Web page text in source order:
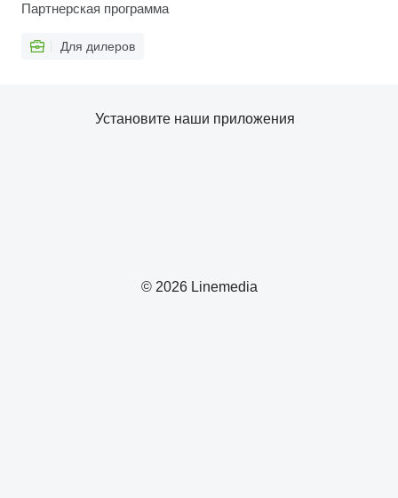
Партнерская программа
Для дилеров
© 2026 Linemedia
Установите наши приложения